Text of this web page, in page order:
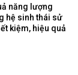
năng lượng
hệ sinh thái sử
kiệm, hiệu quả